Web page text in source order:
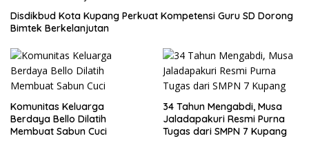
Disdikbud Kota Kupang Perkuat Kompetensi Guru SD Dorong
Bimtek Berkelanjutan
Komunitas Keluarga
Berdaya Bello Dilatih
Membuat Sabun Cuci
34 Tahun Mengabdi, Musa
Jaladapakuri Resmi Purna
Tugas dari SMPN 7 Kupang